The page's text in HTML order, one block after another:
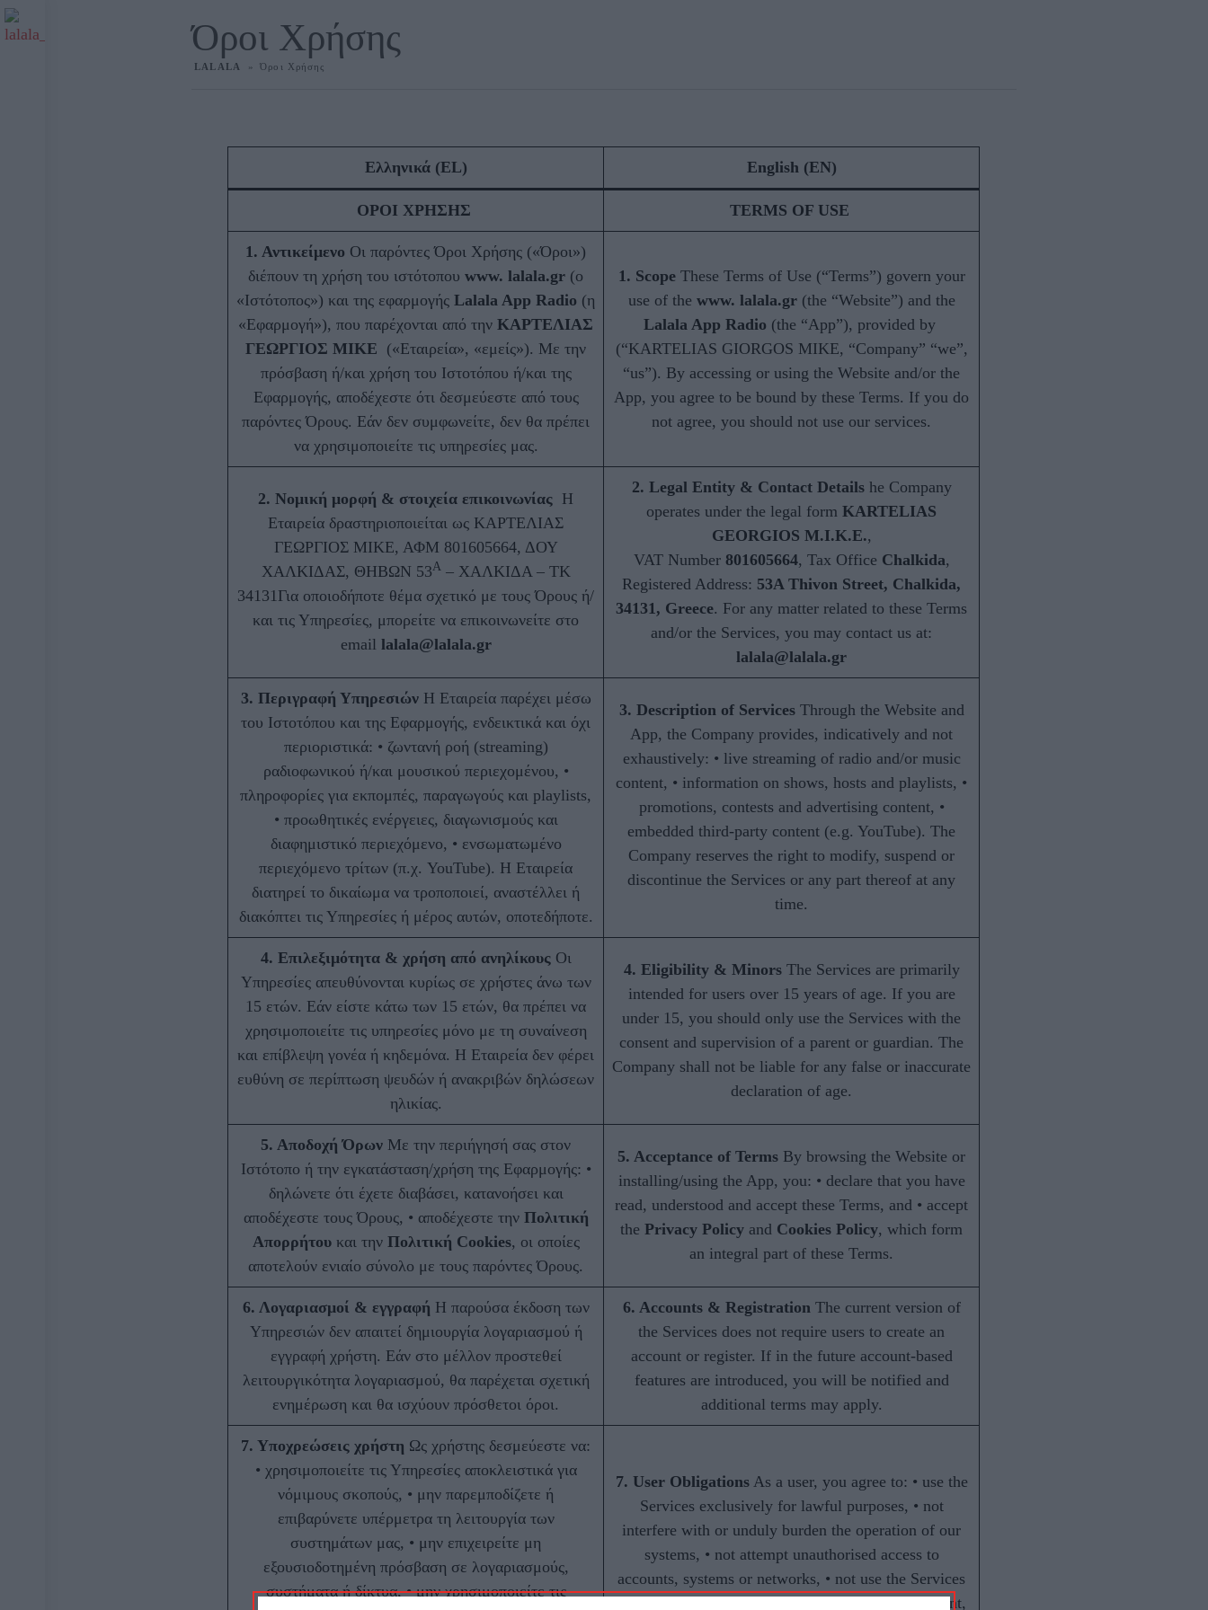
Όροι Χρήσης
LALALA » Όροι Χρήσης
Ελληνικά (EL) English (EN)
ΟΡΟΙ ΧΡΗΣΗΣ TERMS OF USE
1. Αντικείμενο Οι παρόντες Όροι Χρήσης («Όροι»)
διέπουν τη χρήση του ιστότοπουwww. lalala.gr (ο
«Ιστότοπος») και της εφαρμογήςLalala App Radio (η
«Εφαρμογή»), που παρέχονται από τηνKΑΡΤΕΛΙΑΣ
ΓΕΩΡΓΙΟΣ MIKE («Εταιρεία», «εμείς»). Με την
πρόσβαση ή/και χρήση του Ιστοτόπου ή/και της
Εφαρμογής, αποδέχεστε ότι δεσμεύεστε από τους
παρόντες Όρους. Εάν δεν συμφωνείτε, δεν θα πρέπει
να χρησιμοποιείτε τις υπηρεσίες μας.
1. ScopeThese Terms of Use (“Terms”) govern your
use of the www. lalala.gr(the “Website”) and the
Lalala App Radio (the “App”), provided by
(“KARTELIAS GIORGOS MIKE, “Company” “we”,
“us”). By accessing or using the Website and/or the
App, you agree to be bound by these Terms. If you do
not agree, you should not use our services.
2. Νομική μορφή & στοιχεία επικοινωνίας Η
Εταιρεία δραστηριοποιείται ως ΚΑΡΤΕΛΙΑΣ
ΓΕΩΡΓΙΟΣ ΜΙΚΕ, ΑΦΜ 801605664, ΔΟΥ
ΧΑΛΚΙΔΑΣ, ΘΗΒΩΝ 53Α– ΧΑΛΚΙΔΑ – ΤΚ
34131Για οποιοδήποτε θέμα σχετικό με τους Όρους ή/
και τις Υπηρεσίες, μπορείτε να επικοινωνείτε στο
email lalala@lalala.gr
2. Legal Entity & Contact Detailshe Company
operates under the legal formKARTELIAS
GEORGIOS M.I.K.E.,
VAT Number 801605664, Tax Office Chalkida,
Registered Address: 53A Thivon Street, Chalkida,
34131, Greece. For any matter related to these Terms
and/or the Services, you may contact us at:
lalala@lalala.gr
3. Περιγραφή ΥπηρεσιώνΗ Εταιρεία παρέχει μέσω
του Ιστοτόπου και της Εφαρμογής, ενδεικτικά και όχι
περιοριστικά: • ζωντανή ροή (streaming)
ραδιοφωνικού ή/και μουσικού περιεχομένου, •
πληροφορίες για εκπομπές, παραγωγούς και playlists,
• προωθητικές ενέργειες, διαγωνισμούς και
διαφημιστικό περιεχόμενο, • ενσωματωμένο
περιεχόμενο τρίτων (π.χ. YouTube). Η Εταιρεία
διατηρεί το δικαίωμα να τροποποιεί, αναστέλλει ή
διακόπτει τις Υπηρεσίες ή μέρος αυτών, οποτεδήποτε.
3. Description of ServicesThrough the Website and
App, the Company provides, indicatively and not
exhaustively: • live streaming of radio and/or music
content, • information on shows, hosts and playlists, •
promotions, contests and advertising content, •
embedded third-party content (e.g. YouTube). The
Company reserves the right to modify, suspend or
discontinue the Services or any part thereof at any
time.
4. Επιλεξιμότητα & χρήση από ανηλίκους Οι
Υπηρεσίες απευθύνονται κυρίως σε χρήστες άνω των
15 ετών. Εάν είστε κάτω των 15 ετών, θα πρέπει να
χρησιμοποιείτε τις υπηρεσίες μόνο με τη συναίνεση
και επίβλεψη γονέα ή κηδεμόνα. Η Εταιρεία δεν φέρει
ευθύνη σε περίπτωση ψευδών ή ανακριβών δηλώσεων
ηλικίας.
4. Eligibility & MinorsThe Services are primarily
intended for users over 15 years of age. If you are
under 15, you should only use the Services with the
consent and supervision of a parent or guardian. The
Company shall not be liable for any false or inaccurate
declaration of age.
5. Αποδοχή Όρων Με την περιήγησή σας στον
Ιστότοπο ή την εγκατάσταση/χρήση της Εφαρμογής: •
δηλώνετε ότι έχετε διαβάσει, κατανοήσει και
αποδέχεστε τους Όρους, • αποδέχεστε την Πολιτική
Απορρήτουκαι την Πολιτική Cookies, οι οποίες
αποτελούν ενιαίο σύνολο με τους παρόντες Όρους.
5. Acceptance of Terms By browsing the Website or
installing/using the App, you: • declare that you have
read, understood and accept these Terms, and • accept
thePrivacy Policy and Cookies Policy, which form
an integral part of these Terms.
6. Λογαριασμοί & εγγραφή Η παρούσα έκδοση των
Υπηρεσιών δεν απαιτεί δημιουργία λογαριασμού ή
εγγραφή χρήστη. Εάν στο μέλλον προστεθεί
λειτουργικότητα λογαριασμού, θα παρέχεται σχετική
ενημέρωση και θα ισχύουν πρόσθετοι όροι.
6. Accounts & Registration The current version of
the Services does not require users to create an
account or register. If in the future account-based
features are introduced, you will be notified and
additional terms may apply.
7. Υποχρεώσεις χρήστη Ως χρήστης δεσμεύεστε να:
• χρησιμοποιείτε τις Υπηρεσίες αποκλειστικά για
νόμιμους σκοπούς, • μην παρεμποδίζετε ή
επιβαρύνετε υπέρμετρα τη λειτουργία των
συστημάτων μας, • μην επιχειρείτε μη
εξουσιοδοτημένη πρόσβαση σε λογαριασμούς,
συστήματα ή δίκτυα, • μην χρησιμοποιείτε τις
7. User ObligationsAs a user, you agree to: • use the
Services exclusively for lawful purposes, • not
interfere with or unduly burden the operation of our
systems, • not attempt unauthorised access to
accounts, systems or networks, • not use the Services
to distribute malware, spam or other harmful content,